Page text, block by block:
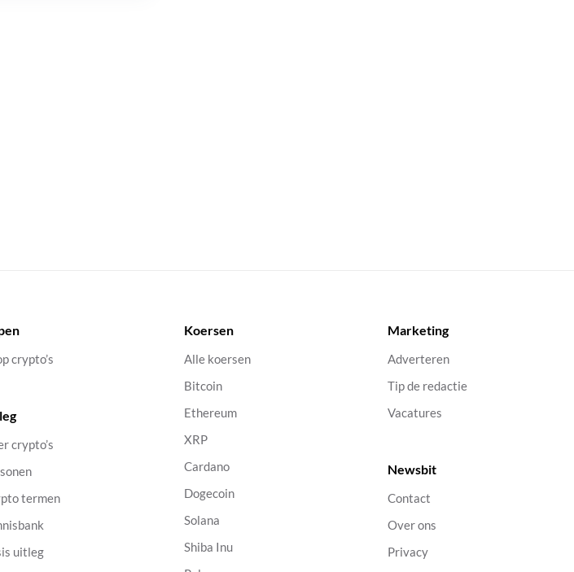
crypto’s
crypto’s
termen
uitleg
Koersen
Alle koersen
Bitcoin
Ethereum
XRP
Cardano
Dogecoin
Solana
Shiba Inu
Marketing
Adverteren
Tip de redactie
Vacatures
Newsbit
Contact
Over ons
Privacy